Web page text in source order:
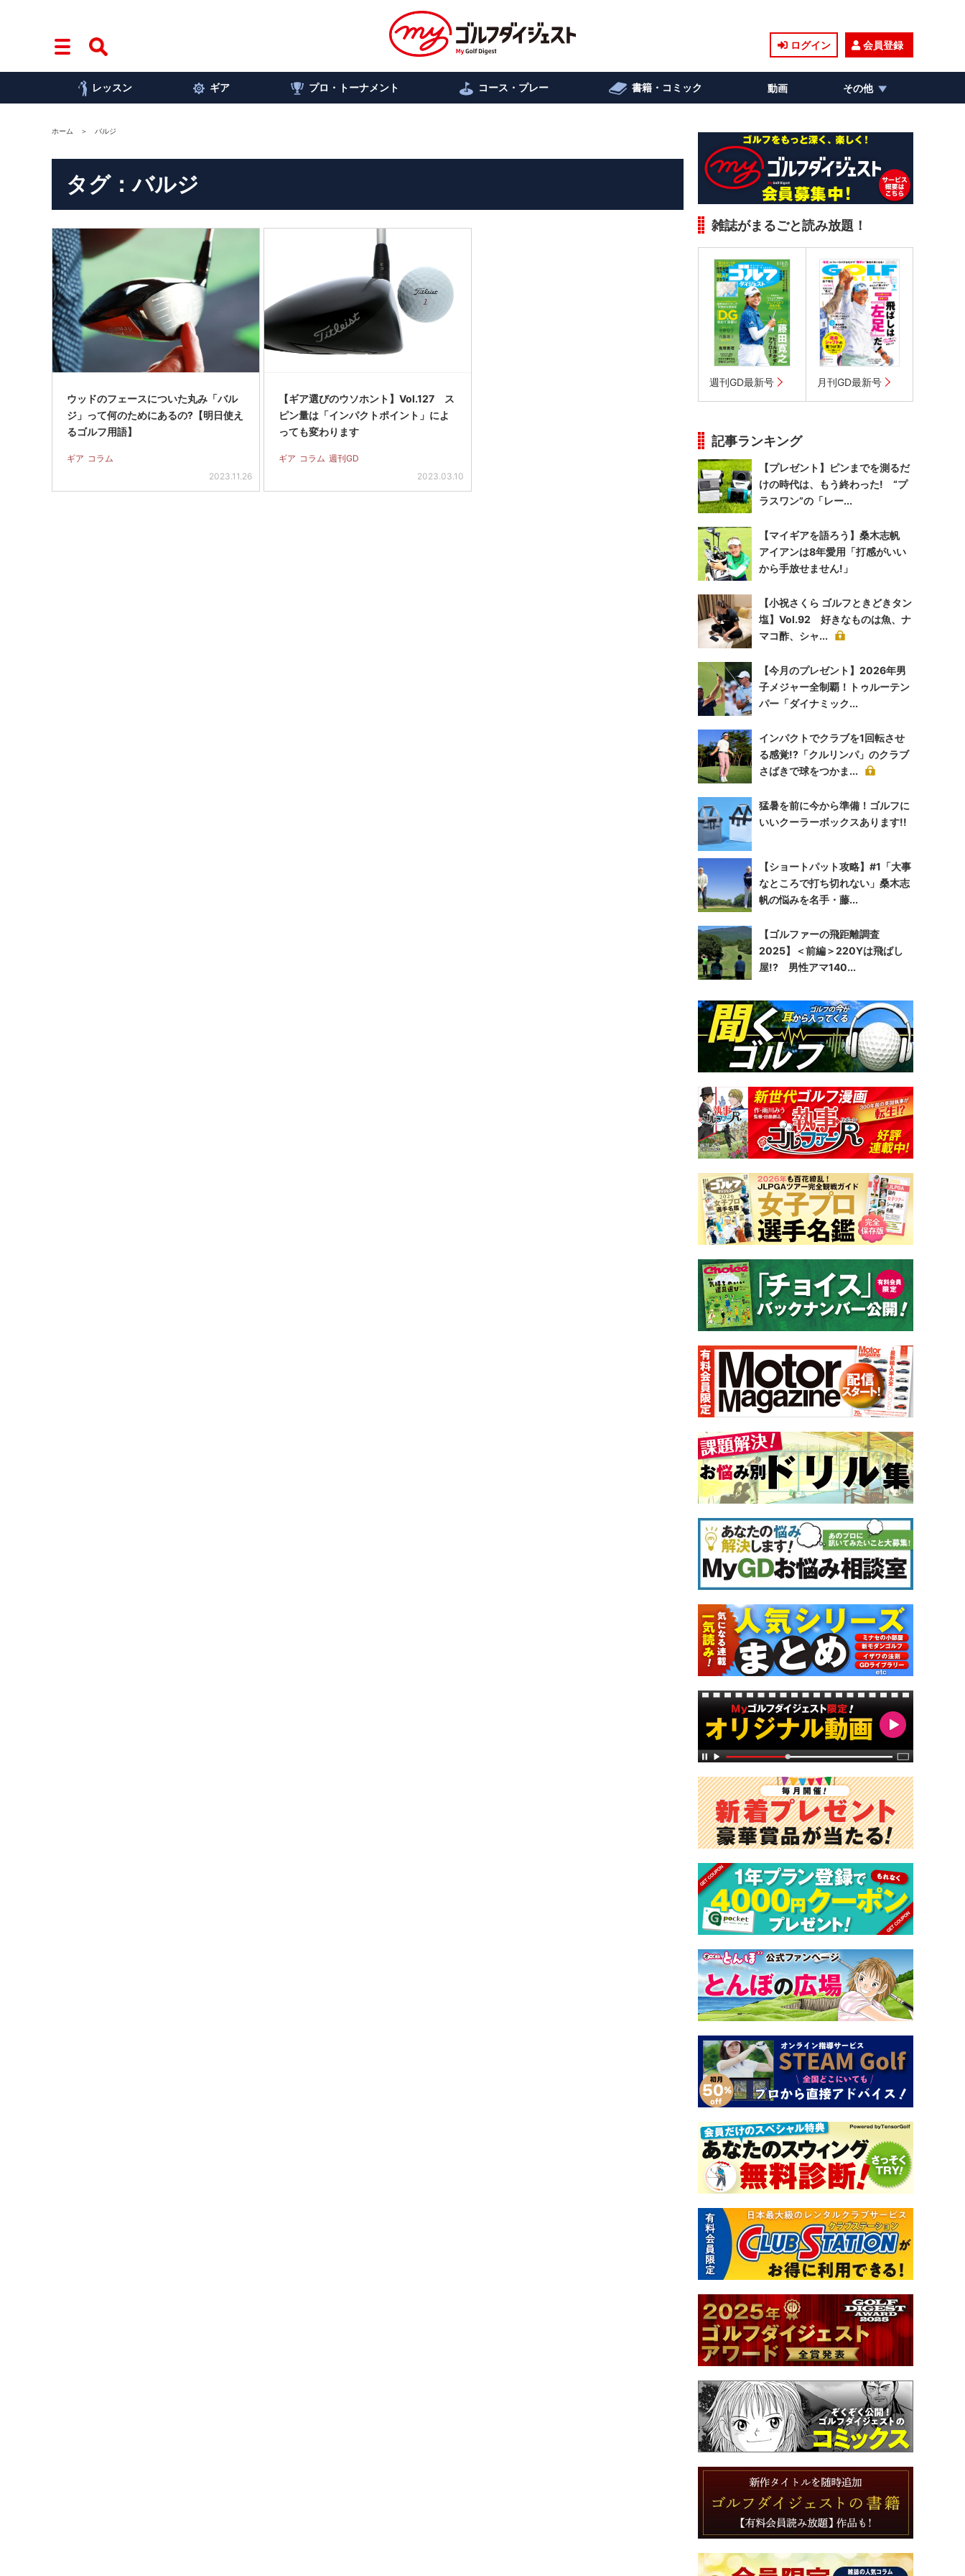
ログイン 会員登録
レッスン ギア プロ・トーナメント コース・プレー 書籍・コミック 動画 その他
ホーム バルジ
タグ：バルジ
ウッドのフェースについた丸み「バル
ジ」って何のためにあるの?【明日使え
るゴルフ用語】
ギア コラム
2023.11.26
【ギア選びのウソホント】Vol.127 ス
ピン量は「インパクトポイント」によ
っても変わります
ギア コラム 週刊GD
2023.03.10
雑誌がまるごと読み放題！
週刊GD最新号 月刊GD最新号
記事ランキング
【プレゼント】ピンまでを測るだ
けの時代は、もう終わった! “プ
ラスワン”の「レー...
【マイギアを語ろう】桑木志帆
アイアンは8年愛用「打感がいい
から手放せません!」
【小祝さくら ゴルフときどきタン
塩】Vol.92 好きなものは魚、ナ
マコ酢、シャ...
【今月のプレゼント】2026年男
子メジャー全制覇！トゥルーテン
パー「ダイナミック...
インパクトでクラブを1回転させ
る感覚!?「クルリンパ」のクラブ
さばきで球をつかま...
猛暑を前に今から準備！ゴルフに
いいクーラーボックスあります!!
【ショートパット攻略】#1「大事
なところで打ち切れない」桑木志
帆の悩みを名手・藤...
【ゴルファーの飛距離調査
2025】＜前編＞220Yは飛ばし
屋!? 男性アマ140...